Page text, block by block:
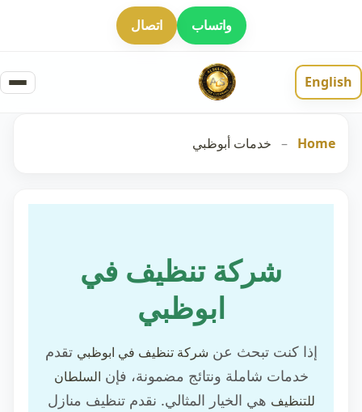
واتساب اتصال
English
Home
– خدمات أبوظبي
شركة تنظيف في
ابوظبي
إذا كنت تبحث عن شركة تنظيف في ابوظبي تقدم
خدمات شاملة ونتائج مضمونة، فإن السلطان
للتنظيف هي الخيار المثالي. نقدم تنظيف منازل